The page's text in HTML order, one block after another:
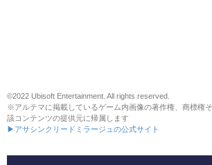
©2022 Ubisoft Entertainment. All rights reserved.
※アルテマに掲載しているゲーム内画像の著作権、商標権
該コンテンツの提供元に帰属します
▶アサシンクリードミラージュの公式サイト